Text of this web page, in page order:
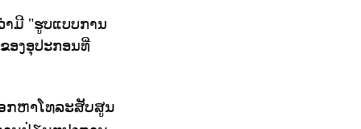
ມີ "ຮູບແບບການ
ອງອຸປະກອນທີ່
ກຫາໂທລະສັບສູນ